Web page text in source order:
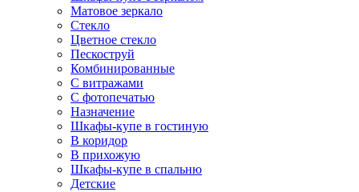
Матовое зеркало
Стекло
Цветное стекло
Пескоструй
Комбинированные
С витражами
С фотопечатью
Назначение
Шкафы-купе в гостиную
В коридор
В прихожую
Шкафы-купе в спальню
Детские